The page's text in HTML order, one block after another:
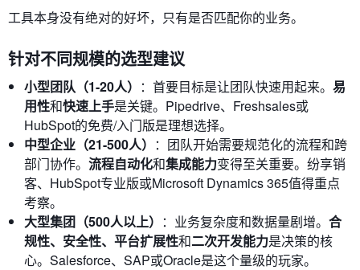
工具本身没有绝对的好坏，只有是否匹配你的业务。
针对不同规模的选型建议
小型团队（1-20人） ：首要目标是让团队快速用起来。 易
用性和快速上手是关键。Pipedrive、Freshsales或
HubSpot的免费/入门版是理想选择。
中型企业（21-500人） ：团队开始需要规范化的流程和跨
部门协作。 流程自动化和集成能力变得至关重要。纷享销
客、HubSpot专业版或Microsoft Dynamics 365值得重点
考察。
大型集团（500人以上） ：业务复杂度和数据量剧增。 合
规性、安全性、平台扩展性和二次开发能力是决策的核
心。Salesforce、SAP或Oracle是这个量级的玩家。